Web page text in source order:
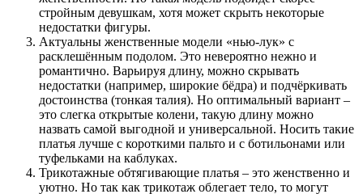
стройным девушкам, хотя может скрыть некоторые
недостатки фигуры.
Актуальны женственные модели «нью-лук» с
расклешённым подолом. Это невероятно нежно и
романтично. Варьируя длину, можно скрывать
недостатки (например, широкие бёдра) и подчёркивать
достоинства (тонкая талия). Но оптимальный вариант –
это слегка открытые колени, такую длину можно
назвать самой выгодной и универсальной. Носить такие
платья лучше с короткими пальто и с ботильонами или
туфельками на каблуках.
Трикотажные обтягивающие платья – это женственно и
уютно. Но так как трикотаж облегает тело, то могут